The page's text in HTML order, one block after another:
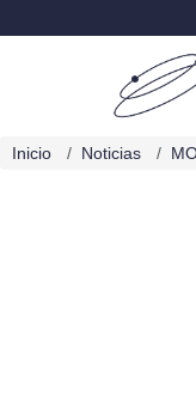
Inicio Noticias